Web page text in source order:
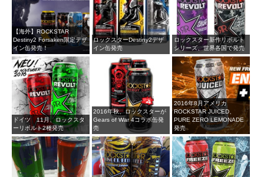
【海外】ROCKSTAR
Destiny2 Forsaken限定デザ
イン缶発売！
ロックスターDestiny2デザ
イン缶発売
ロックスター新作リボルト
シリーズ、世界各国で発売
ドイツ 11月、ロックスタ
ーリボルト2種発売
2016年秋、ロックスターが
Gears of War 4コラボ缶発
売
2016年8月アメリカ
ROCKSTAR JUICED、
PURE ZERO LEMONADE
発売